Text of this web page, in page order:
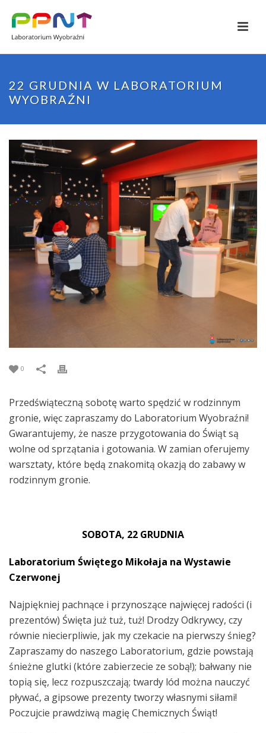
22 GRUDNIA W LABORATORIUM
WYOBRAŹNI
0
Przedświąteczną sobotę warto spędzić w rodzinnym
gronie, więc zapraszamy do Laboratorium Wyobraźni!
Gwarantujemy, że nasze przygotowania do Świąt są
wolne od sprzątania i gotowania. W zamian oferujemy
warsztaty, które będą znakomitą okazją do zabawy w
rodzinnym gronie.
SOBOTA, 22 GRUDNIA
Laboratorium Świętego Mikołaja na Wystawie
Czerwonej
Najpiękniej pachnące i przynoszące najwięcej radości (i
prezentów) Święta już tuż, tuż! Drodzy Odkrywcy, czy
równie niecierpliwie, jak my czekacie na pierwszy śnieg?
Zapraszamy do naszego Laboratorium, gdzie powstają
śnieżne glutki (które zabierzecie ze sobą!); bałwany nie
topią się, lecz rozpuszczają; twardy lód można nauczyć
pływać, a gipsowe prezenty tworzy własnymi siłami!
Poczujcie prawdziwą magię Chemicznych Świąt!